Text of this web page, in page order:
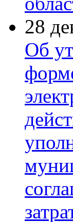
28
Об